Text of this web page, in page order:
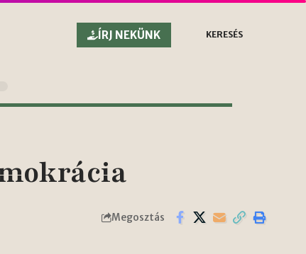
ÍRJ NEKÜNK
KERESÉS
Megosztás